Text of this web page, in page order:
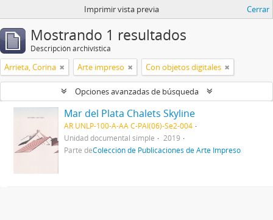
Imprimir vista previa Cerrar
Mostrando 1 resultados
Descripción archivística
Arrieta, Corina Arte impreso Con objetos digitales
Opciones avanzadas de búsqueda
Mar del Plata Chalets Skyline
AR UNLP-100-A-AA C-PAI(06)-Se2-004
Unidad documental simple
2019
Parte deColección de Publicaciones de Arte Impreso